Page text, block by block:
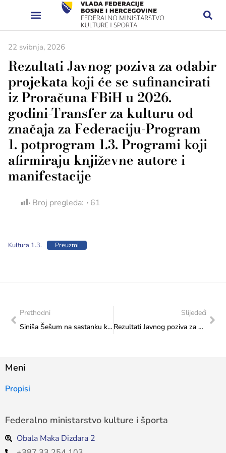
22 svibnja, 2026
Rezultati Javnog poziva za odabir
projekata koji će se sufinancirati
iz Proračuna FBiH u 2026.
godini-Transfer za kulturu od
značaja za Federaciju-Program
1. potprogram 1.3. Programi koji
afirmiraju književne autore i
manifestacije
Broj pregleda: 61
Kultura 1.3. Preuzmi
Prethodni
Siniša Šešum na sastanku kod ministrice Vlaisavljević
Slijedeći
Rezultati Javnog poziva za odabir projekata koji će se sufinancirati iz Proračuna FBiH u 2026. godini-Transfer za kulturu od značaja za Federaciju-Program 1., potprogram 1.5. Amaterski glazbeni, glazbeno-scenski i kazališni festivali
Meni
Propisi
Federalno ministarstvo kulture i športa
Obala Maka Dizdara 2